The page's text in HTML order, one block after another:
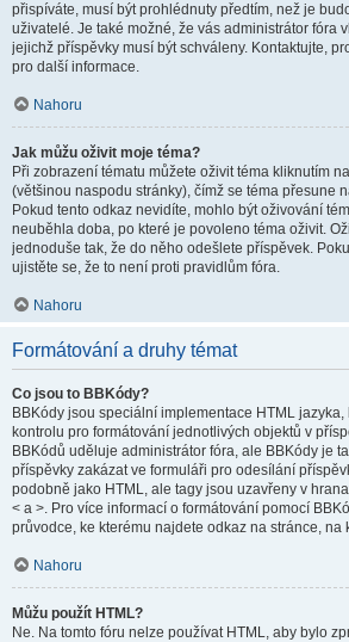
přispíváte, musí být prohlédnuty předtím, než je
uživatelé. Je také možné, že vás administrátor fóra
jejichž příspěvky musí být schváleny. Kontaktujte,
pro další informace.
Nahoru
Jak můžu oživit moje téma?
Při zobrazení tématu můžete oživit téma kliknutím
(většinou naspodu stránky), čímž se téma přesune
Pokud tento odkaz nevidíte, mohlo být oživování
neuběhla doba, po které je povoleno téma oživit.
jednoduše tak, že do něho odešlete příspěvek.
ujistěte se, že to není proti pravidlům fóra.
Nahoru
Formátování a druhy témat
Co jsou to BBKódy?
BBKódy jsou speciální implementace HTML
kontrolu pro formátování jednotlivých objektů v
BBKódů uděluje administrátor fóra, ale BBKódy je
příspěvky zakázat ve formuláři pro odesílání
podobně jako HTML, ale tagy jsou uzavřeny v
< a >. Pro více informací o formátování pomocí
průvodce, ke kterému najdete odkaz na stránce, na
Nahoru
Můžu použít HTML?
Ne. Na tomto fóru nelze používat HTML, aby bylo